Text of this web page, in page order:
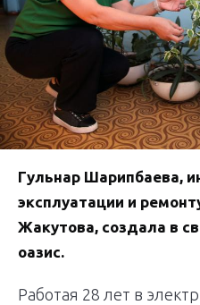
Гульнар Шарипбаева,
эксплуатации и
Жакутова, создала в
оазис.
Работая 28 лет в